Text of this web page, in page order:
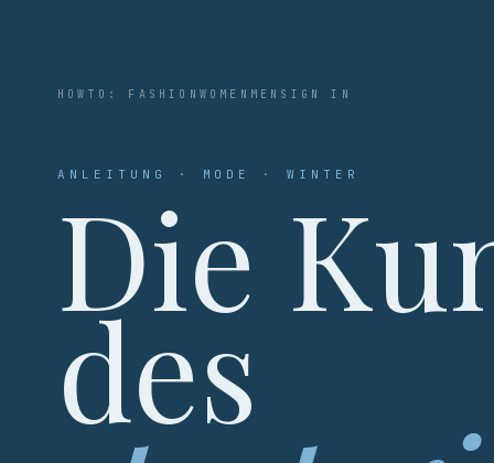
HOWTO: FASHION WOMEN MEN SIGN IN
ANLEITUNG · MODE · WINTER
Die
des